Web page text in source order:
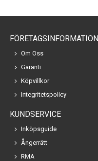
FÖRETAGSINFORMATION
Om Oss
Garanti
Köpvillkor
Integritetspolicy
KUNDSERVICE
Inköpsguide
Ångerrätt
RMA